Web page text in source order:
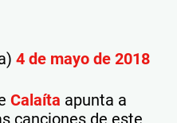
4 de mayo de 2018
Calaíta apunta a
canciones de este